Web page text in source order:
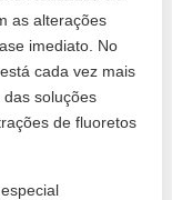
as alterações
imediato. No
cada vez mais
soluções
de fluoretos